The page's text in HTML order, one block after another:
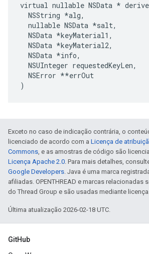
virtual nullable NSData *
  NSString *alg,
  nullable NSData *salt,
  NSData *keyMaterial1,
  NSData *keyMaterial2,
  NSData
*info,
  NSUInteger requestedKeyLen,
  NSError *
*errOut
)
Exceto no caso de indicação contrária, o
licenciado de acordo com a Licença de
Commons, e as amostras de código são
Licença Apache 2.0. Para mais detalhes,
Google Developers. Java é uma marca
afiliadas. OPENTHREAD e marcas relacionadas
do Thread Group e são usadas mediante
Última atualização 2026-02-18 UTC.
GitHub